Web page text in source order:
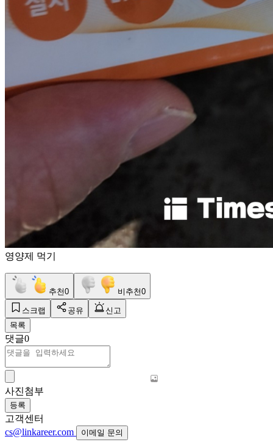
영양제 먹기
추천0 비추천0
스크랩 공유
신고
목록
댓글0
사진첨부
등록
고객센터
cs@linkareer.com
이메일 문의